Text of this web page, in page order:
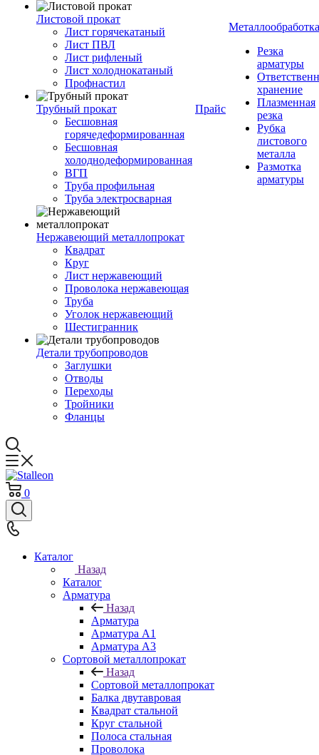
Листовой прокат
Лист горячекатаный
Лист ПВЛ
Лист рифленый
Лист холоднокатаный
Профнастил
Трубный прокат
Бесшовная
горячедеформированная
Бесшовная
холоднодеформированная
ВГП
Труба профильная
Труба электросварная
Нержавеющий металлопрокат
Квадрат
Круг
Лист нержавеющий
Проволока нержавеющая
Труба
Уголок нержавеющий
Шестигранник
Детали трубопроводов
Заглушки
Отводы
Переходы
Тройники
Фланцы
Прайс
Металлообработка
Резка
арматуры
хранение
Плазменная
резка
Рубка
листового
металла
Размотка
арматуры
0
Каталог
Назад
Каталог
Арматура
Назад
Арматура
Арматура A1
Арматура А3
Сортовой металлопрокат
Назад
Сортовой металлопрокат
Балка двутавровая
Квадрат стальной
Круг стальной
Полоса стальная
Проволока